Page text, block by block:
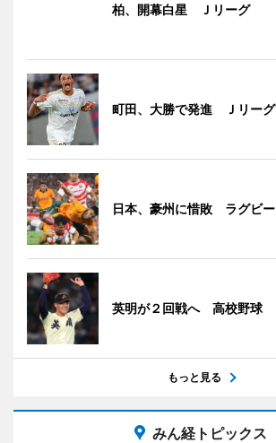
柏、開幕白星 Ｊリーグ
町田、大勝で発進 Ｊリーグ
日本、豪州に惜敗 ラグビー
英明が２回戦へ 高校野球
もっと見る
みん経トピックス